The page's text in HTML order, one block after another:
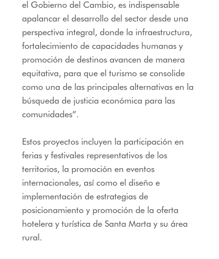
el Gobierno del Cambio, es indispensable
apalancar el desarrollo del sector desde una
perspectiva integral, donde la infraestructura,
fortalecimiento de capacidades humanas y
promoción de destinos avancen de manera
equitativa, para que el turismo se consolide
como una de las principales alternativas en la
búsqueda de justicia económica para las
comunidades”.
Estos proyectos incluyen la participación en
ferias y festivales representativos de los
territorios, la promoción en eventos
internacionales, así como el diseño e
implementación de estrategias de
posicionamiento y promoción de la oferta
hotelera y turística de Santa Marta y su área
rural.